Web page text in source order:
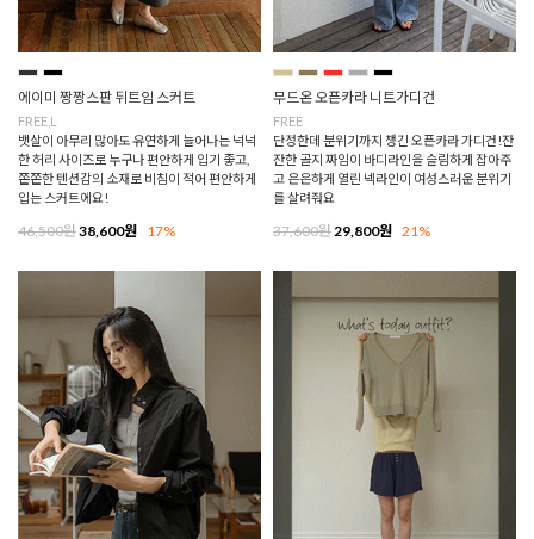
에이미 짱짱스판 뒤트임 스커트
FREE,L
뱃살이 아무리 많아도 유연하게 늘어나는 넉넉
한 허리 사이즈로 누구나 편안하게 입기 좋고,
쫀쫀한 텐션감의 소재로 비침이 적어 편안하게
입는 스커트에요!
46,500원38,600원 17%
무드온 오픈카라 니트가디건
FREE
단정한데 분위기까지 챙긴 오픈카라 가디건!잔
잔한 골지 짜임이 바디라인을 슬림하게 잡아주
고 은은하게 열린 넥라인이 여성스러운 분위기
를 살려줘요
37,600원 29,800원 21%